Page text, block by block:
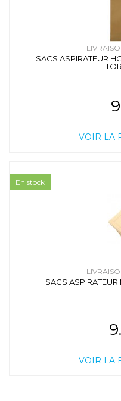
SACS ASPIRATEUR
VOIR LA
SACS ASPIRATEUR
VOIR LA
En stock